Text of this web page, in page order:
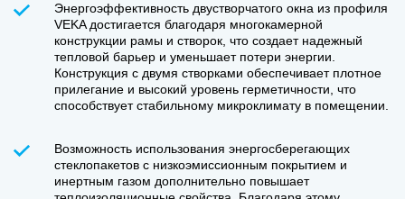
Энергоэффективность двустворчатого окна из профиля
VEKA достигается благодаря многокамерной
конструкции рамы и створок, что создает надежный
тепловой барьер и уменьшает потери энергии.
Конструкция с двумя створками обеспечивает плотное
прилегание и высокий уровень герметичности, что
способствует стабильному микроклимату в помещении.
Возможность использования энергосберегающих
стеклопакетов с низкоэмиссионным покрытием и
инертным газом дополнительно повышает